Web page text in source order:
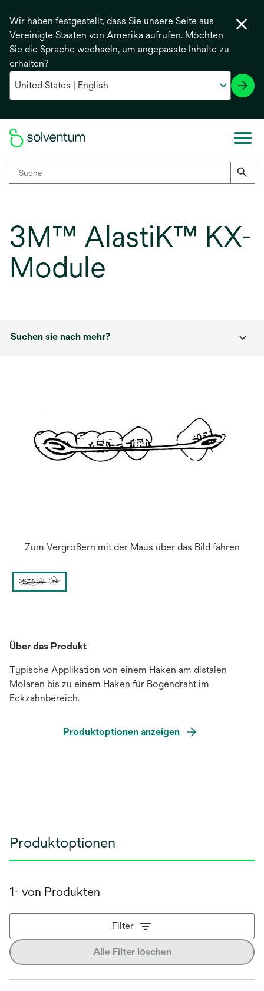
Wir haben festgestellt, dass Sie unsere Seite aus
Vereinigte Staaten von Amerika aufrufen. Möchten
Sie die Sprache wechseln, um angepasste Inhalte zu
erhalten?
3M™ AlastiK™ KX-
Module
Suchen sie nach mehr?
Zum Vergrößern mit der Maus über das Bild fahren
Über das Produkt
Typische Applikation von einem Haken am distalen
Molaren bis zu einem Haken für Bogendraht im
Eckzahnbereich.
Produktoptionen anzeigen
Produktoptionen
1- von Produkten
Filter
Alle Filter löschen